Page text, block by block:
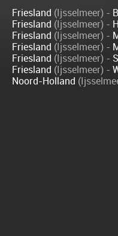
Friesland (Ijsselmeer) -
Friesland (Ijsselmeer) -
Friesland (Ijsselmeer) -
Friesland (Ijsselmeer) -
Friesland (Ijsselmeer) -
Friesland (Ijsselmeer) -
Noord-Holland